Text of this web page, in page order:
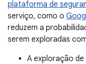
plataforma de
serviço, como o
reduzem a
serem exploradas
A exploração